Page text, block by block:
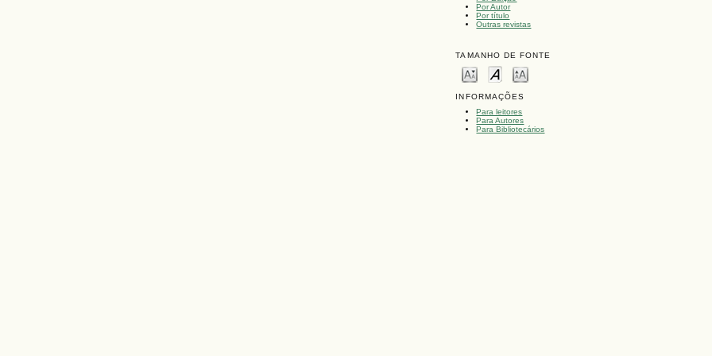
Por Autor
Por título
Outras revistas
TAMANHO DE FONTE
INFORMAÇÕES
Para leitores
Para Autores
Para Bibliotecários